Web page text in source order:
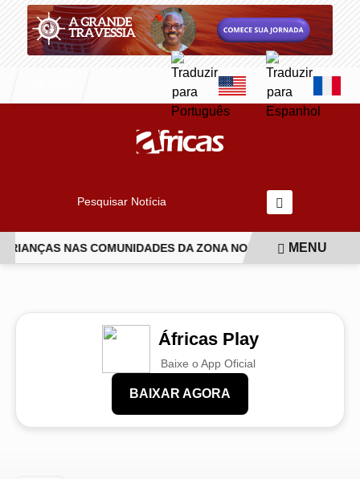
Pesquisar Notícia
NAS COMUNIDADES DA ZONA NORTE DO RIOMENU
Áfricas Play
Baixe o App Oficial
BAIXAR AGORA